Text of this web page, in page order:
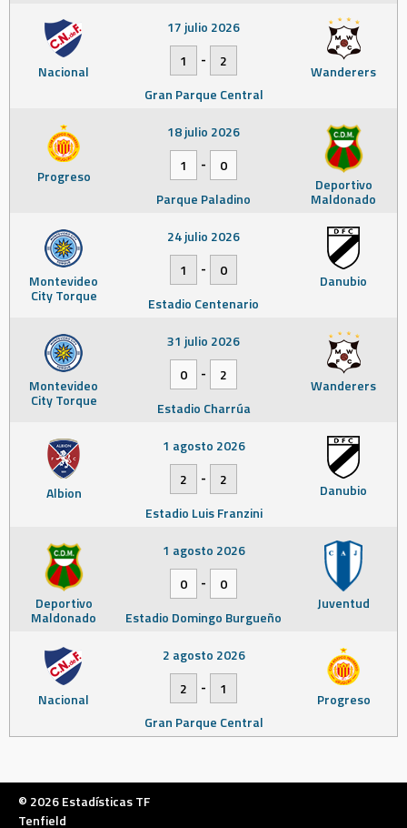
Nacional Wanderers
17 julio 2026
1
-
2
Gran Parque Central
Progreso Deportivo
Maldonado
18 julio 2026
1
-
0
Parque Paladino
Montevideo
City Torque
Danubio
24 julio 2026
1
-
0
Estadio Centenario
Montevideo
City Torque
Wanderers
31 julio 2026
0
-
2
Estadio Charrúa
Albion Danubio
1 agosto 2026
2
-
2
Estadio Luis Franzini
Deportivo
Maldonado
Juventud
1 agosto 2026
0
-
0
Estadio Domingo Burgueño
Nacional Progreso
2 agosto 2026
2
-
1
Gran Parque Central
© 2026 Estadísticas TF
Tenfield